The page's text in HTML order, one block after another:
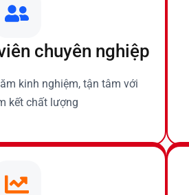
chuyên nghiệp
kinh nghiệm, tận tâm với
kết chất lượng